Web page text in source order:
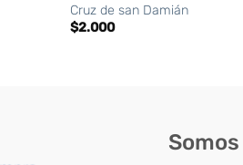
Cruz de san Damián
$2.000